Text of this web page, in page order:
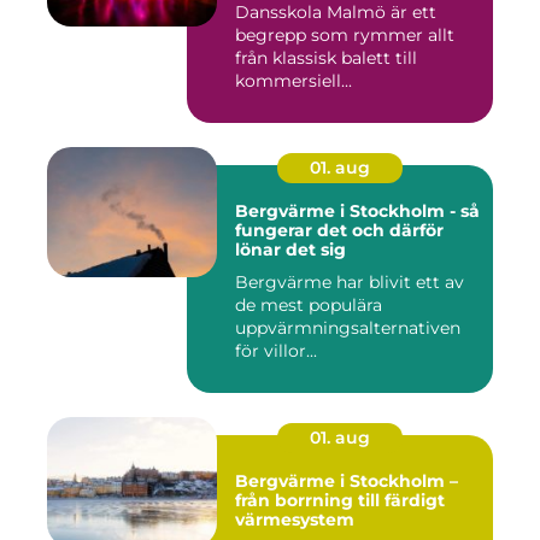
Dansskola Malmö är ett
begrepp som rymmer allt
från klassisk balett till
kommersiell...
01. aug
Bergvärme i Stockholm - så
fungerar det och därför
lönar det sig
Bergvärme har blivit ett av
de mest populära
uppvärmningsalternativen
för villor...
01. aug
Bergvärme i Stockholm –
från borrning till färdigt
värmesystem